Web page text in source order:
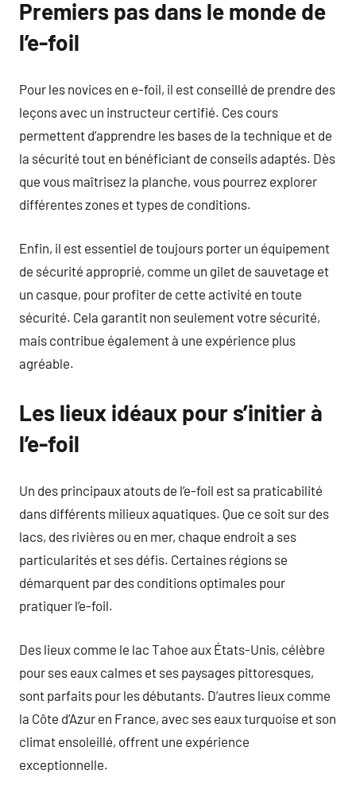
Premiers pas dans le monde de
l’e-foil
Pour les novices en e-foil, il est conseillé de prendre des
leçons avec un instructeur certifié. Ces cours
permettent d’apprendre les bases de la technique et de
la sécurité tout en bénéficiant de conseils adaptés. Dès
que vous maîtrisez la planche, vous pourrez explorer
différentes zones et types de conditions.
Enfin, il est essentiel de toujours porter un équipement
de sécurité approprié, comme un gilet de sauvetage et
un casque, pour profiter de cette activité en toute
sécurité. Cela garantit non seulement votre sécurité,
mais contribue également à une expérience plus
agréable.
Les lieux idéaux pour s’initier à
l’e-foil
Un des principaux atouts de l’e-foil est sa praticabilité
dans différents milieux aquatiques. Que ce soit sur des
lacs, des rivières ou en mer, chaque endroit a ses
particularités et ses défis. Certaines régions se
démarquent par des conditions optimales pour
pratiquer l’e-foil.
Des lieux comme le lac Tahoe aux États-Unis, célèbre
pour ses eaux calmes et ses paysages pittoresques,
sont parfaits pour les débutants. D’autres lieux comme
la Côte d’Azur en France, avec ses eaux turquoise et son
climat ensoleillé, offrent une expérience
exceptionnelle.